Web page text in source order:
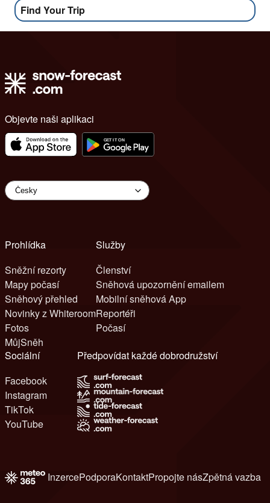
Find Your Trip
Objevte naši aplikaci
Prohlídka
Sněžní rezorty
Mapy počasí
Sněhový přehled
Novinky z Whiteroom
Fotos
MůjSněh
Služby
Členství
Sněhová upozornění emailem
Mobilní sněhová App
Reportéři
Počasí
Sociální
Facebook
Instagram
TikTok
YouTube
Předpovídat každé dobrodružství
InzercePodporaKontaktPropojte násZpětná vazba